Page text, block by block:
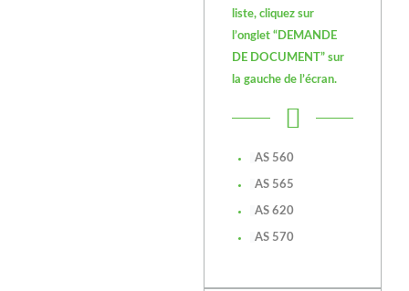
liste, cliquez sur
l’onglet “DEMANDE
DE DOCUMENT” sur
la gauche de l’écran.
AS 560
AS 565
AS 620
AS 570